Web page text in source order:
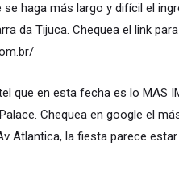
se haga más largo y difícil el
da Tijuca. Chequea el link
que en esta fecha es lo MAS
Chequea en google el
Atlantica, la fiesta parece